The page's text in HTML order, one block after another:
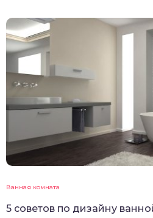
Ванная комната
5 советов по дизайну